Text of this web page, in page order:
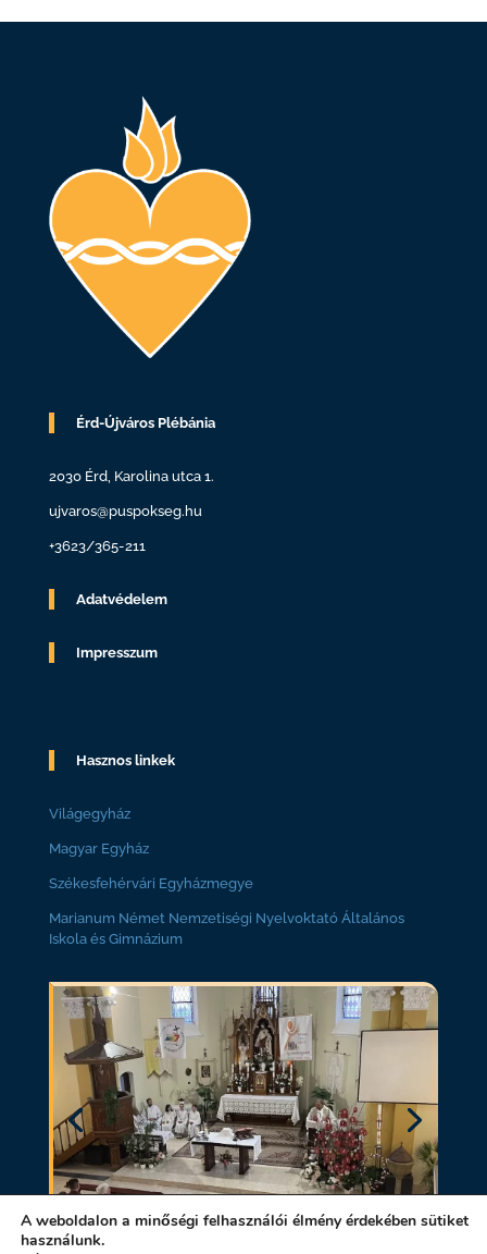
Érd-Újváros Plébánia
2030 Érd, Karolina utca 1.
ujvaros@puspokseg.hu
+3623/365-211
Adatvédelem
Impresszum
Hasznos linkek
Világegyház
Magyar Egyház
Székesfehérvári Egyházmegye
Marianum Német Nemzetiségi Nyelvoktató Általános
Iskola és Gimnázium
A weboldalon a minőségi felhasználói élmény érdekében sütiket
használunk.